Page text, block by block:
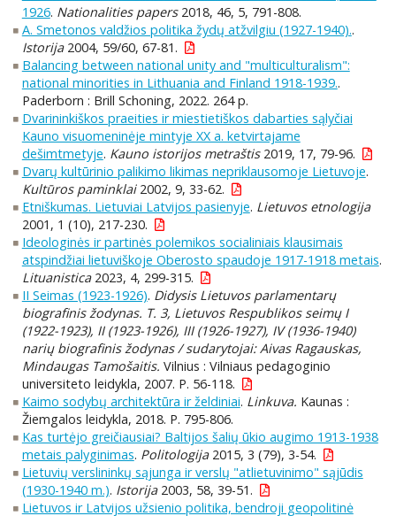
1926. Nationalities papers2018, 46, 5, 791-808.
A. Smetonos valdžios politika žydų atžvilgiu (1927-1940)..
Istorija2004, 59/60, 67-81.
Balancing between national unity and "multiculturalism":
national minorities in Lithuania and Finland 1918-1939..
Paderborn : Brill Schoning, 2022. 264 p.
Dvarininkiškos praeities ir miestietiškos dabarties sąlyčiai
Kauno visuomeninėje mintyje XX a. ketvirtajame
dešimtmetyje. Kauno istorijos metraštis2019, 17, 79-96.
Dvarų kultūrinio palikimo likimas nepriklausomoje Lietuvoje.
Kultūros paminklai2002, 9, 33-62.
Etniškumas. Lietuviai Latvijos pasienyje. Lietuvos etnologija
2001, 1 (10), 217-230.
Ideologinės ir partinės polemikos socialiniais klausimais
atspindžiai lietuviškoje Oberosto spaudoje 1917-1918 metais.
Lituanistica2023, 4, 299-315.
II Seimas (1923-1926). Didysis Lietuvos parlamentarų
biografinis žodynas. T. 3, Lietuvos Respublikos seimų I
(1922-1923), II (1923-1926), III (1926-1927), IV (1936-1940)
narių biografinis žodynas / sudarytojai: Aivas Ragauskas,
Mindaugas Tamošaitis. Vilnius : Vilniaus pedagoginio
universiteto leidykla, 2007. P. 56-118.
Kaimo sodybų architektūra ir želdiniai. Linkuva. Kaunas :
Žiemgalos leidykla, 2018. P. 795-806.
Kas turtėjo greičiausiai? Baltijos šalių ūkio augimo 1913-1938
metais palyginimas. Politologija2015, 3 (79), 3-54.
Lietuvių verslininkų sąjunga ir verslų "atlietuvinimo" sąjūdis
(1930-1940 m.). Istorija2003, 58, 39-51.
Lietuvos ir Latvijos užsienio politika, bendroji geopolitinė